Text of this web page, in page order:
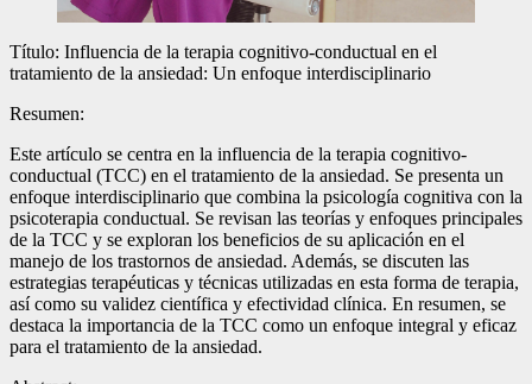
Título: Influencia de la terapia cognitivo-conductual en el
tratamiento de la ansiedad: Un enfoque interdisciplinario
Resumen:
Este artículo se centra en la influencia de la terapia cognitivo-
conductual (TCC) en el tratamiento de la ansiedad. Se presenta un
enfoque interdisciplinario que combina la psicología cognitiva con la
psicoterapia conductual. Se revisan las teorías y enfoques principales
de la TCC y se exploran los beneficios de su aplicación en el
manejo de los trastornos de ansiedad. Además, se discuten las
estrategias terapéuticas y técnicas utilizadas en esta forma de terapia,
así como su validez científica y efectividad clínica. En resumen, se
destaca la importancia de la TCC como un enfoque integral y eficaz
para el tratamiento de la ansiedad.